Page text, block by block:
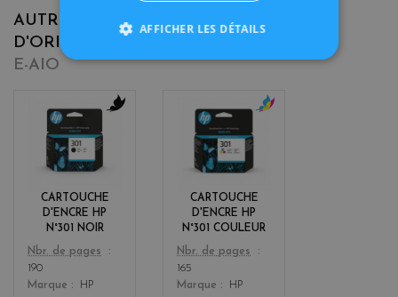
AUTRES CARTOUCHES
D'ORIGINE POUR
E-AIO
CARTOUCHE
D'ENCRE HP
N°301 NOIR
Color
k
Nbr. de pages
190
Marque
HP
CARTOUCHE
D'ENCRE HP
N°301 COULEUR
Color
r
Nbr. de pages
165
Marque
HP
AFFICHER LES DÉTAILS